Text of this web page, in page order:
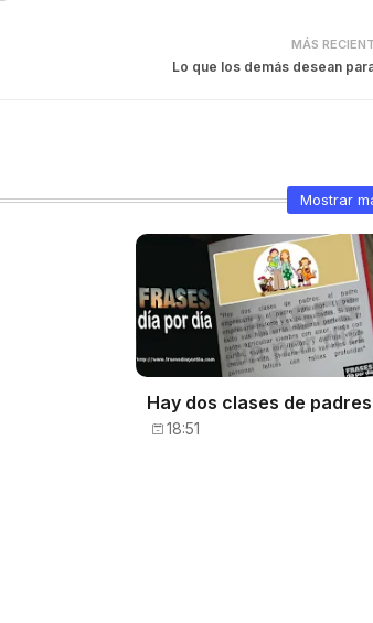
MÁS
Lo que los demás desean
Mostrar
Hay dos clases de
18:51